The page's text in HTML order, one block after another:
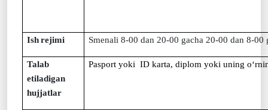
Ishrejimi Smenali 8-00 dan 20-00 gacha 20-00 dan 8-00
Talab
etiladigan
hujjatlar
Pаsport yoki ID kаrtа, diplom yoki uning